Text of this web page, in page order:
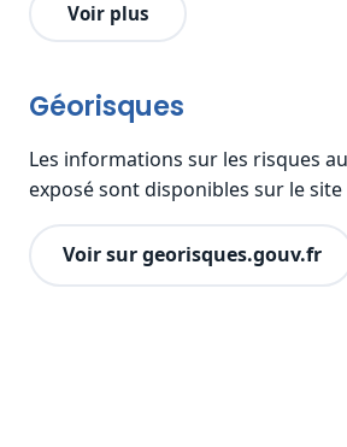
Voir plus
Géorisques
Les informations sur les risques
exposé sont disponibles sur le site
Voir sur georisques.gouv.fr